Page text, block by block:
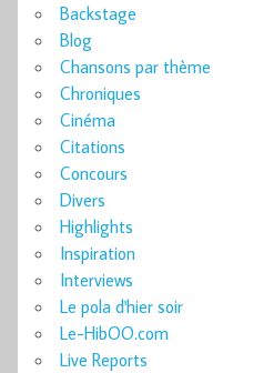
Backstage
Blog
Chansons par thème
Chroniques
Cinéma
Citations
Concours
Divers
Highlights
Inspiration
Interviews
Le pola d'hier soir
Le-HibOO.com
Live Reports